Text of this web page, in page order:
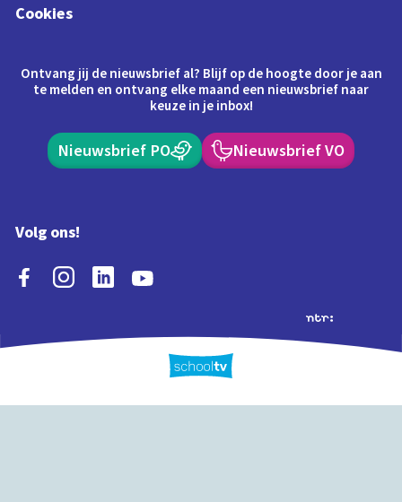
Cookies
Ontvang jij de nieuwsbrief al? Blijf op de hoogte door je aan
te melden en ontvang elke maand een nieuwsbrief naar
keuze in je inbox!
Nieuwsbrief PO Nieuwsbrief VO
Volg ons!